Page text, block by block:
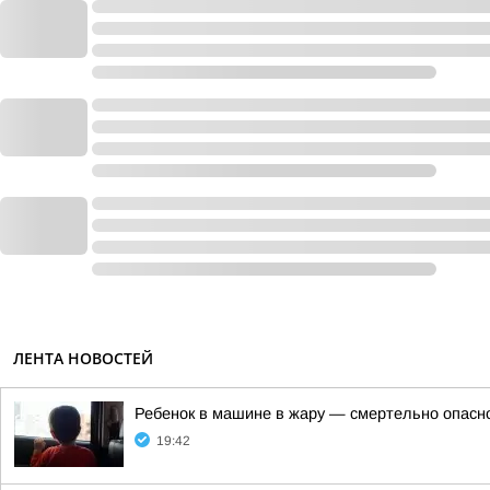
ЛЕНТА НОВОСТЕЙ
Ребенок в машине в жару — смертельно
19:42